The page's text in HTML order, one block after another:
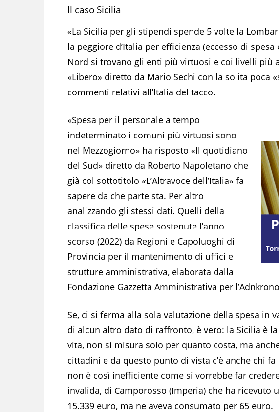
Il caso Sicilia
«La Sicilia per gli stipendi spende 5 volte la
la peggiore d’Italia per efficienza (eccesso di
Nord si trovano gli enti più virtuosi e coi livelli più
«Libero» diretto da Mario Sechi con la solita poca
commenti relativi all’Italia del tacco.
«Spesa per il personale a tempo
indeterminato i comuni più virtuosi sono
nel Mezzogiorno» ha risposto «Il quotidiano
del Sud» diretto da Roberto Napoletano che
già col sottotitolo «L’Altravoce dell’Italia» fa
sapere da che parte sta. Per altro
analizzando gli stessi dati. Quelli della
classifica delle spese sostenute l’anno
scorso (2022) da Regioni e Capoluoghi di
Provincia per il mantenimento di uffici e
strutture amministrativa, elaborata dalla
Fondazione Gazzetta Amministrativa per
Se, ci si ferma alla sola valutazione della spesa in
di alcun altro dato di raffronto, è vero: la Sicilia è
vita, non si misura solo per quanto costa, ma
cittadini e da questo punto di vista c’è anche chi fa
non è così inefficiente come si vorrebbe far
invalida, di Camporosso (Imperia) che ha ricevuto
15.339 euro, ma ne aveva consumato per 65 euro.